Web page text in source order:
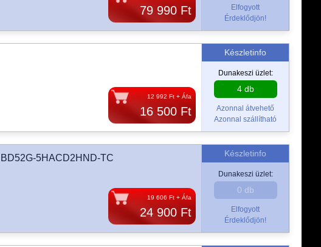
79 990 Ft
Elfogyott
Érdeklődjön!
12 992 Ft + Áfa
16 500 Ft
Készletinfo
Dunakeszi üzlet:
4 db
Azonnal átvehető
Azonnal szállítható
19 606 Ft + Áfa
24 900 Ft
Készletinfo
Dunakeszi üzlet:
0 db
Elfogyott
Érdeklődjön!
5HACD2HND-TC